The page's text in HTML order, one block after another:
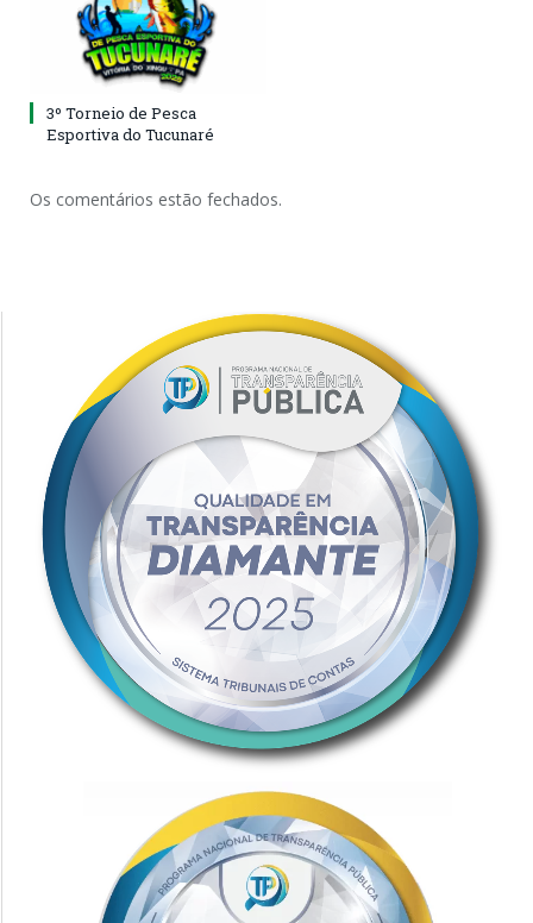
3º Torneio de Pesca
Esportiva do Tucunaré
Os comentários estão fechados.